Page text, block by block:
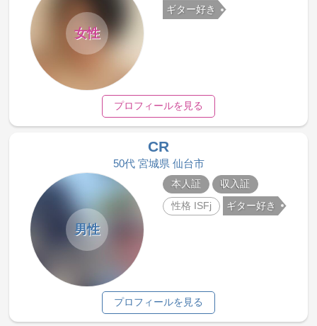
女性
ギター好き
プロフィールを見る
CR
50代 宮城県 仙台市
男性
本人証 収入証
性格 ISFj ギター好き
プロフィールを見る